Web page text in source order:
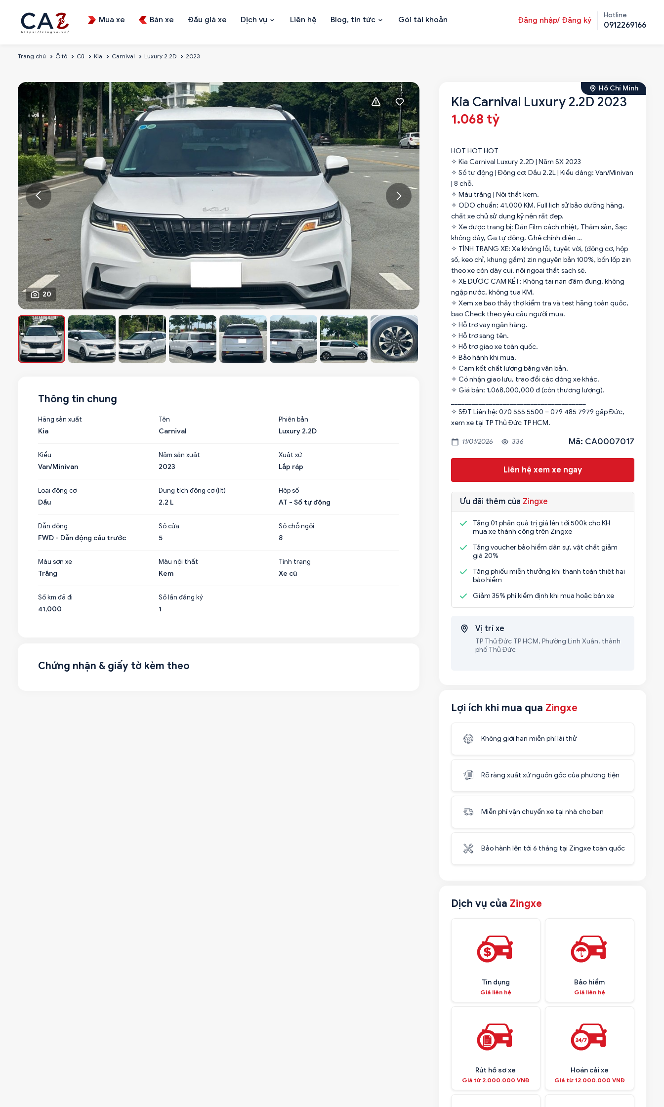
Mua xe Bán xe Đấu giá xe Dịch vụ Liên hệ Blog, tin tức Gói tài khoản Đăng nhập/ Đăng ký
Hotline
0912269166
Trang chủ Ô tô Cũ Kia Carnival Luxury 2.2D 2023
20
Hồ Chí Minh
Kia Carnival Luxury 2.2D 2023
1.068 tỷ
HOT HOT HOT
✧ Kia Carnival Luxury 2.2D | Năm SX 2023
✧ Số tự động | Động cơ: Dầu 2.2L | Kiểu dáng: Van/Minivan
| 8 chỗ.
✧ Màu trắng | Nội thất kem.
✧ ODO chuẩn: 41,000 KM. Full lịch sử bảo dưỡng hãng,
chất xe chủ sử dụng kỹ nên rất đẹp.
✧ Xe được trang bị: Dán Film cách nhiệt, Thảm sàn, Sạc
không dây, Ga tự động, Ghế chỉnh điện …
✧ TÌNH TRẠNG XE: Xe không lỗi, tuyệt vời, (động cơ, hộp
số, keo chỉ, khung gầm) zin nguyên bản 100%, bốn lốp zin
theo xe còn dày cui, nội ngoại thất sạch sẽ.
✧ XE ĐƯỢC CAM KẾT: Không tai nạn đâm đụng, không
ngập nước, không tua KM.
✧ Xem xe bao thầy thợ kiểm tra và test hãng toàn quốc,
bao Check theo yêu cầu người mua.
✧ Hỗ trợ vay ngân hàng.
✧ Hỗ trợ sang tên.
✧ Hỗ trợ giao xe toàn quốc.
✧ Bảo hành khi mua.
✧ Cam kết chất lượng bằng văn bản.
✧ Có nhận giao lưu, trao đổi các dòng xe khác.
✧ Giá bán: 1,068,000,000 đ (còn thương lượng).
✧ SĐT Liên hệ: 070 555 5500 – 079 485 7979 gặp Đức,
11/01/2026 336 Mã: CA0007017
Liên hệ xem xe ngay
Ưu đãi thêm của Zingxe
Tặng 01 phần quà trị giá lên tới 500k cho KH
mua xe thành công trên Zingxe
Tặng voucher bảo hiểm dân sự, vật chất giảm
giá 20%
Tặng phiếu miễn thưởng khi thanh toán thiệt hại
bảo hiểm
Giảm 35% phí kiểm định khi mua hoặc bán xe
Vị trí xe
TP Thủ Đức TP HCM, Phường Linh Xuân, thành
phố Thủ Đức
Lợi ích khi mua qua Zingxe
Không giới hạn miễn phí lái thử
Rõ ràng xuất xứ nguồn gốc của phương tiện
Miễn phí vận chuyển xe tại nhà cho bạn
Bảo hành lên tới 6 tháng tại Zingxe toàn quốc
Dịch vụ của Zingxe
Tín dụng
Giá liên hệ
Bảo hiểm
Giá liên hệ
Rút hồ sơ xe
Giá từ 2.000.000 VNĐ
Hoán cải xe
Giá từ 12.000.000 VNĐ
Thông tin chung
Hãng sản xuất
Kia
Tên
Carnival
Phiên bản
Luxury 2.2D
Kiểu
Van/Minivan
Năm sản xuất
2023
Xuất xứ
Lắp ráp
Loại động cơ
Dầu
Dung tích động cơ (lít)
2.2 L
Hộp số
AT - Số tự động
Dẫn động
FWD - Dẫn động cầu trước
Số cửa
5
Số chỗ ngồi
8
Màu sơn xe
Trắng
Màu nội thất
Kem
Tình trạng
Xe cũ
Số km đã đi
41,000
Số lần đăng ký
1
Chứng nhận & giấy tờ kèm theo